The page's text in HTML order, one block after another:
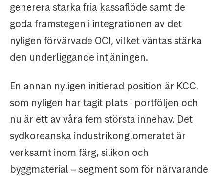
generera starka fria kassaflöde samt de
goda framstegen i integrationen av det
nyligen förvärvade OCI, vilket väntas stärka
den underliggande intjäningen.
En annan nyligen initierad position är KCC,
som nyligen har tagit plats i portföljen och
nu är ett av våra fem största innehav. Det
sydkoreanska industrikonglomeratet är
verksamt inom färg, silikon och
byggmaterial – segment som för närvarande